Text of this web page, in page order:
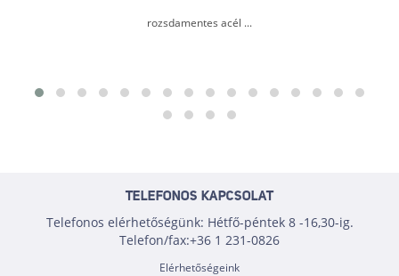
rozsdamentes acél ...
TELEFONOS KAPCSOLAT
Telefonos elérhetőségünk: Hétfő-péntek 8 -16,30-ig.
Telefon/fax:+36 1 231-0826
Elérhetőségeink